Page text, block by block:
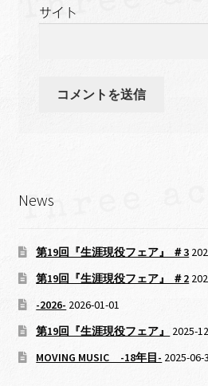
サイト
News
第19回『生涯現役フェア』 ＃3
第19回『生涯現役フェア』 ＃2
-2026- 2026-01-01
第19回『生涯現役フェア』
2025-
MOVING MUSIC -18年目- 2025-06-